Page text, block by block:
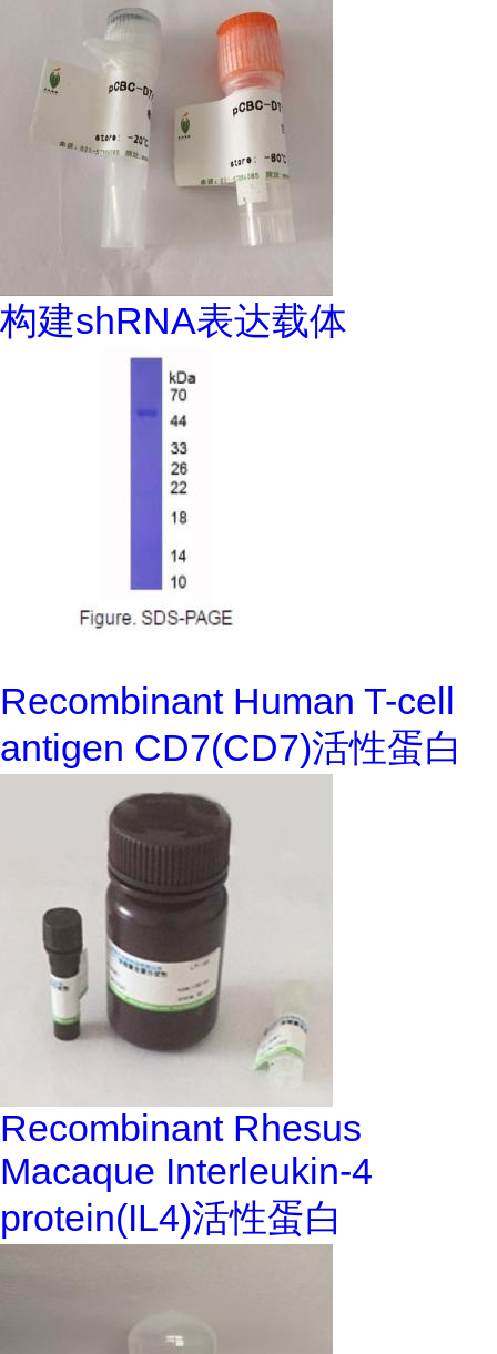
构建shRNA表达载体
Recombinant Human T-cell
antigen CD7(CD7)活性蛋白
Recombinant Rhesus
Macaque Interleukin-4
protein(IL4)活性蛋白